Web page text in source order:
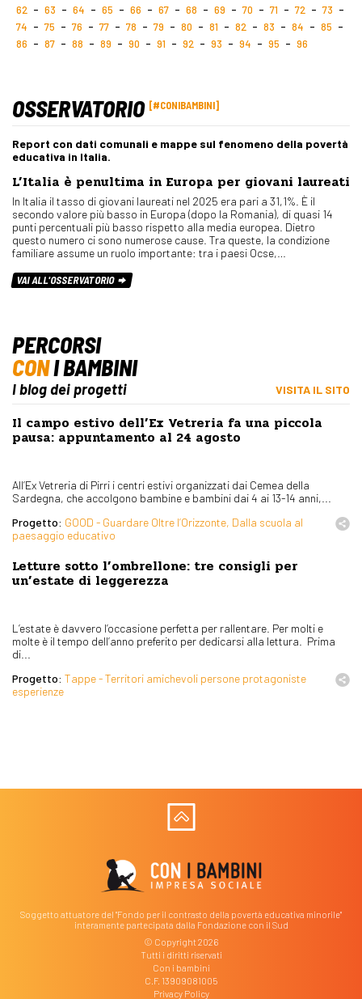
62
63 64 65 66 67 68 69 70 71 72
73
74
75 76 77 78 79 80 81 82 83 84
85
86
87 88 89 90 91 92 93 94 95 96
OSSERVATORIO #CONIBAMBINI
Report con dati comunali e mappe sul fenomeno della povertà
educativa in Italia.
L’Italia è penultima in Europa per giovani laureati
In Italia il tasso di giovani laureati nel 2025 era pari a 31,1%. È il
secondo valore più basso in Europa (dopo la Romania), di quasi 14
punti percentuali più basso rispetto alla media europea. Dietro
questo numero ci sono numerose cause. Tra queste, la condizione
familiare assume un ruolo importante: tra i paesi Ocse,…
VAI ALL'OSSERVATORIO
PERCORSI
CONI BAMBINI
I blog dei progetti VISITA IL SITO
Il campo estivo dell’Ex Vetreria fa una piccola
pausa: appuntamento al 24 agosto
All’Ex Vetreria di Pirri i centri estivi organizzati dai Cemea della
Sardegna, che accolgono bambine e bambini dai 4 ai 13-14 anni,...
Progetto: GOOD - Guardare Oltre l’Orizzonte, Dalla scuola al
paesaggio educativo
Letture sotto l’ombrellone: tre consigli per
un’estate di leggerezza
L’estate è davvero l’occasione perfetta per rallentare. Per molti e
molte è il tempo dell’anno preferito per dedicarsi alla lettura. Prima
di...
Progetto: Tappe - Territori amichevoli persone protagoniste
esperienze
Soggetto attuatore del "Fondo per il contrasto della povertà educativa minorile"
interamente partecipata dalla Fondazione con il Sud
© Copyright 2026
Tutti i diritti riservati
Con i bambini
C.F. 13909081005
Privacy Policy